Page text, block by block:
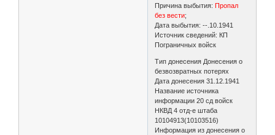
Причина выбытия:Пропал
без вести;
Дата выбытия: --.10.1941
Источник сведений: КП
Пограничных войск
Тип донесения Донесения о
безвозвратных потерях
Дата донесения 31.12.1941
Название источника
информации 20 сд войск
НКВД 4 отд-е штаба
10104913(10103516)
Информация из донесения о